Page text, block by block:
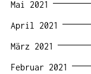
Mai 2021
April 2021
März 2021
Februar 2021